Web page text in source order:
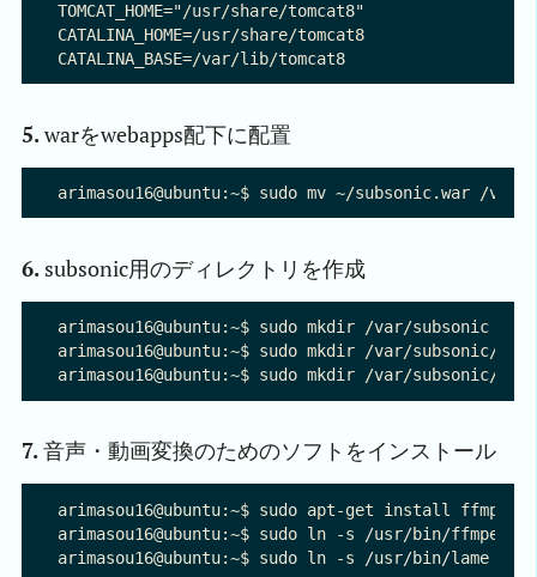
TOMCAT_HOME="/usr/share/tomcat8"
CATALINA_HOME=/usr/share/tomcat8
5.warをwebapps配下に配置
6. subsonic用のディレクトリを作成
arimasou16@ubuntu:~$ sudo mkdir /var/subsonic
arimasou16@ubuntu:~$ sudo mkdir /var/subsonic/
7.音声・動画変換のためのソフトをインストール
arimasou16@ubuntu:~$ sudo apt-get install ffmpeg
arimasou16@ubuntu:~$ sudo ln -s /usr/bin/ffmpeg /